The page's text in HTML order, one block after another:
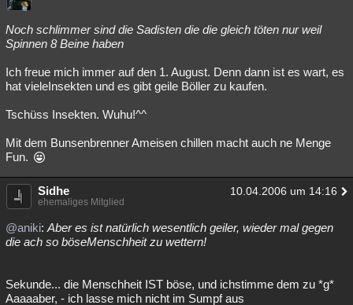
Noch schlimmer sind die Sadisten die die gleich töten nur weil
Spinnen 8 Beine haben
Ich freue mich immer auf den 1. August. Denn dann ist es wart, es
hat vieleInsekten und es gibt geile Böller zu kaufen.
Tschüss Insekten. Wuhu!^^
Mit dem Bunsenbrenner Ameisen chillen macht auch ne Menge
Fun.
Sidhe 10.04.2006 um 14:16
ehemaliges Mitglied
@aniki: Aber es ist natürlich wesentlich geiler, wieder mal gegen
die ach so böseMenschheit zu wettern!
Sekunde... die Menschheit IST böse, und ichstimme dem zu *g*
Aaaaaber, - ich lasse mich nicht im Sumpf aus